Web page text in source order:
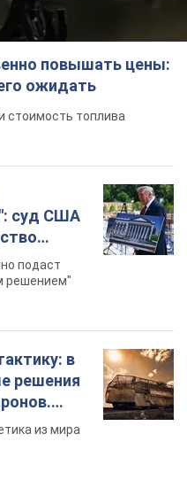
повышать цены:
ожидать
стоимость топлива
суд США
400 млн
подаст
решением"
в
решения
из мира